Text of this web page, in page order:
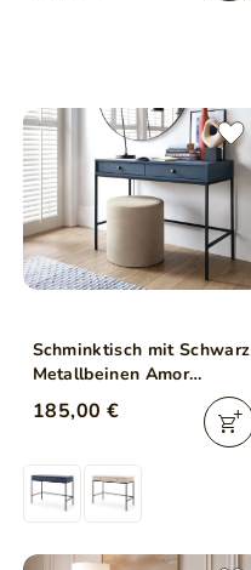
Schminktisch mit Schwarz
Metallbeinen Amor
Marineblau
185,00 €